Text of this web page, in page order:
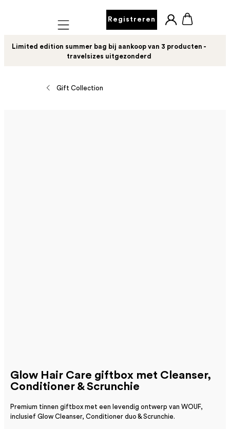
Mobile navigation
Registreren
Limited edition summer bag bij aankoop van 3 producten -
travelsizes uitgezonderd
Gift Collection
Glow Hair Care giftbox met Cleanser,
Conditioner & Scrunchie
Premium tinnen giftbox met een levendig ontwerp van WOUF,
inclusief Glow Cleanser, Conditioner duo & Scrunchie.